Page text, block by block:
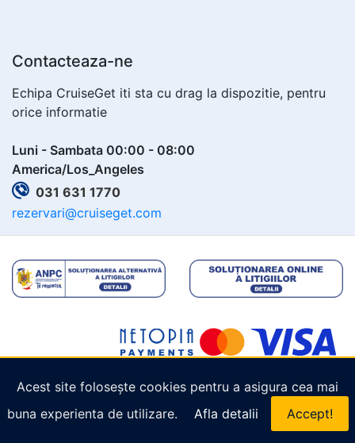
Acest site folosește cookies pentru a asigura cea mai
buna experienta de utilizare.
Afla detalii Accept!
Contacteaza-ne
Echipa CruiseGet iti sta cu drag la dispozitie, pentru
orice informatie
Luni - Sambata 00:00 - 08:00
America/Los_Angeles
031 631 1770
rezervari@cruiseget.com
Copyright © 2026 Cruiseget.com . Toate drepturile
rezervate.